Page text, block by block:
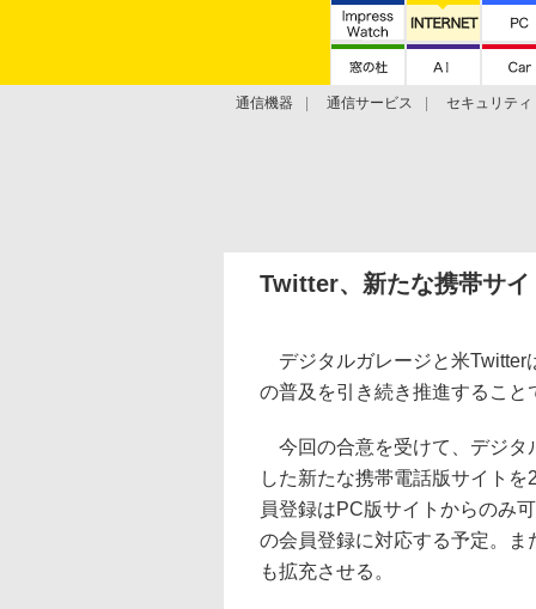
通信機器 通信サービス セキュリティ
Twitter、新たな携帯サイ
デジタルガレージと米Twitter
の普及を引き続き推進すること
今回の合意を受けて、デジタ
した新たな携帯電話版サイト
員登録はPC版サイトからのみ
の会員登録に対応する予定。
も拡充させる。